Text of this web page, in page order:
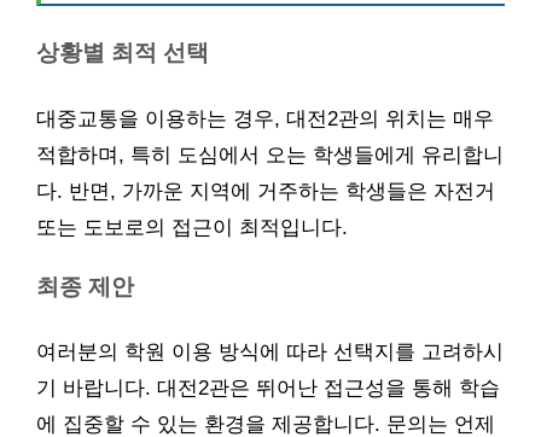
상황별 최적 선택
대중교통을 이용하는 경우, 대전2관의 위치는 매우
적합하며, 특히 도심에서 오는 학생들에게 유리합니
다. 반면, 가까운 지역에 거주하는 학생들은 자전거
또는 도보로의 접근이 최적입니다.
최종 제안
여러분의 학원 이용 방식에 따라 선택지를 고려하시
기 바랍니다. 대전2관은 뛰어난 접근성을 통해 학습
에 집중할 수 있는 환경을 제공합니다. 문의는 언제